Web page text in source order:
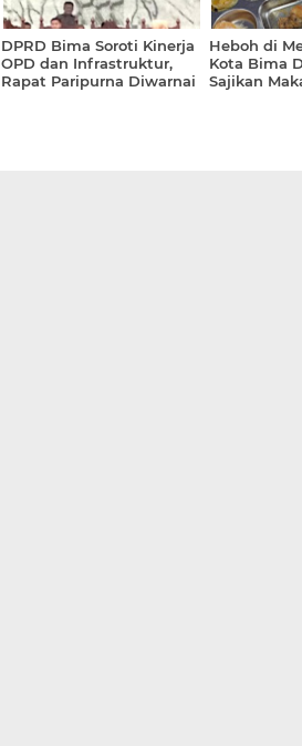
DPRD Bima Soroti Kinerja
OPD dan Infrastruktur,
Rapat Paripurna Diwarnai
Heboh di
Kota Bima
Sajikan